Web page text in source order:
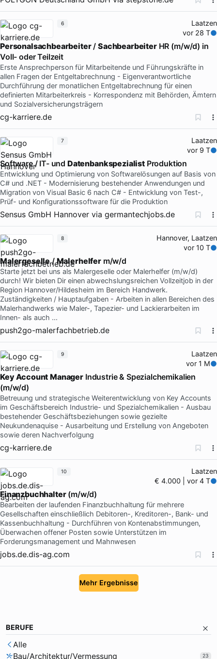
Laatzen
vor 28 T
Personalsachbearbeiter/SachbearbeiterHR (m/w/d) in
Voll- oder Teilzeit
Erste Ansprechperson für Mitarbeitende und Führungskräfte in
allen Fragen der Entgeltabrechnung - Eigenverantwortliche
Durchführung der monatlichen Entgeltabrechnung für einen
definierten Mitarbeiterkreis - Korrespondenz mit Behörden, Ämtern
und Sozialversicherungsträgern
cg-karriere.de
6
Laatzen
vor 9 T
Software / IT- und DatenbankspezialistProduktion
Entwicklung und Optimierung von Softwarelösungen auf Basis von
C# und .NET - Modernisierung bestehender Anwendungen und
Migration von Visual Basic 6 nach C# - Entwicklung von Test-,
Prüf- und Konfigurationssoftware für die Produktion
Sensus GmbH Hannover via germantechjobs.de
7
Hannover, Laatzen
vor 10 T
Malergeselle/Malerhelferm/w/d
Starte jetzt bei uns als Malergeselle oder Malerhelfer (m/w/d)
durch! Wir bieten Dir einen abwechslungsreichen Vollzeitjob in der
Region Hannover/Hildesheim im Bereich Handwerk.
Zuständigkeiten / Hauptaufgaben - Arbeiten in allen Bereichen des
Malerhandwerks wie Maler-, Tapezier- und Lackierarbeiten im
Innen- als auch …
push2go-malerfachbetrieb.de
8
Laatzen
vor 1 M
KeyAccount Manager Industrie & Spezialchemikalien
(m/w/d)
Betreuung und strategische Weiterentwicklung von Key Accounts
im Geschäftsbereich Industrie- und Spezialchemikalien - Ausbau
bestehender Geschäftsbeziehungen sowie gezielte
Neukundenaquise - Ausarbeitung und Erstellung von Angeboten
sowie deren Nachverfolgung
cg-karriere.de
9
Laatzen
€ 4.000 | vor 4 T
Finanzbuchhalter(m/w/d)
Bearbeiten der laufenden Finanzbuchhaltung für mehrere
Gesellschaften einschließlich Debitoren-, Kreditoren-, Bank- und
Kassenbuchhaltung - Durchführen von Kontenabstimmungen,
Überwachen offener Posten sowie Unterstützen im
Forderungsmanagement und Mahnwesen
jobs.de.dis-ag.com
10
Mehr Ergebnisse
BERUFE
Alle
Bau/Architektur/Vermessung
23